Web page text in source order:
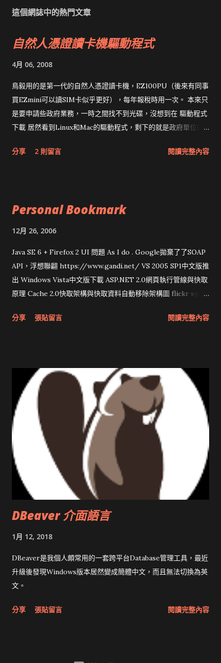
這個網誌中的熱門文章
自然人憑證讀卡機驅動程式
4月 06, 2008
鳥毅用的是第一代的自然人憑證讀卡機，EZ100PU（後來有同事
買EZmini可以讀SIM卡似乎更好），每年報稅時用一次。 本來只
是要申請些政府業務，一時之間找不到光碟，沒想到在 驅動程式
下載 居然看到Linux和Mac的驅動程式，剩下的就是政府單位的
分享 2 則留言 閱讀完整內容
Personal Bookmark
12月 26, 2006
Java SE 6 + Firefox 2 UI 問題 As I do . Google拋棄了了SOAP
API，浮想聯翩 https://www.gandi.net/ VS 2005 SP1中文版推
出 Windows Vista中文版下載 ASP.NET 2.0網頁執行管線與快取
原理 Cache 2.0快取架構與快取資料自動移除架構圖 flickr sync
圖治推動改革 Wait and see 國內某SOC疑遭駭客入侵 大砲開講
分享 張貼留言 閱讀完整內容
DBeaver 介面語言
1月 12, 2018
DBeaver是我個人頗常用的一套跨平台Database管理工具，最近
升級後發現Windows版本居然變成簡體中文，而且無法切換為英
文。
分享 張貼留言 閱讀完整內容